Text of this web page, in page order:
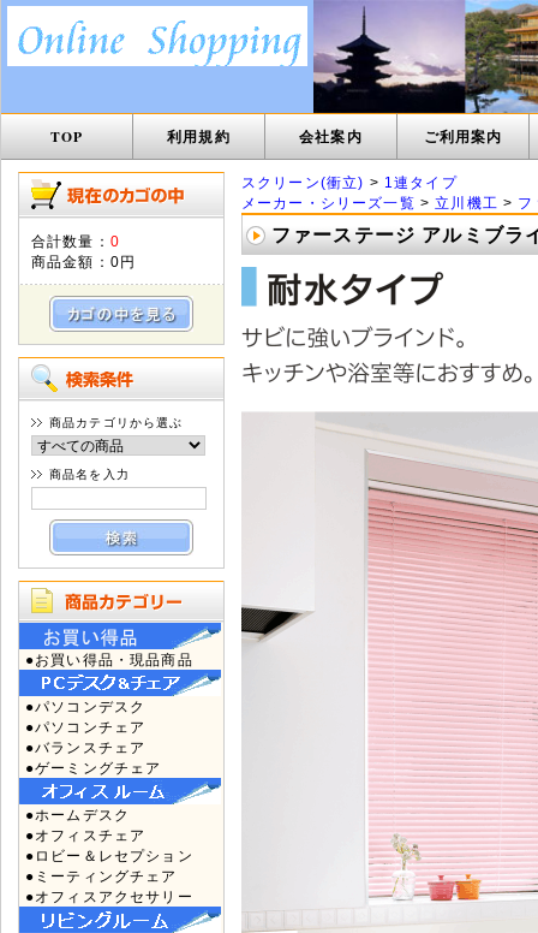
TOP 利用規約 会社案内 ご利用案内
合計数量： 0
商品金額： 0円
商品カテゴリから選ぶ
商品名を入力
●お買い得品・現品商品
●パソコンデスク
●パソコンチェア
●バランスチェア
●ゲーミングチェア
●ホームデスク
●オフィスチェア
●ロビー＆レセプション
●ミーティングチェア
●オフィスアクセサリー
スクリーン(衝立) > 1連タイプ
メーカー・シリーズ一覧 >立川機工 > フ
ファーステージ アルミブラ